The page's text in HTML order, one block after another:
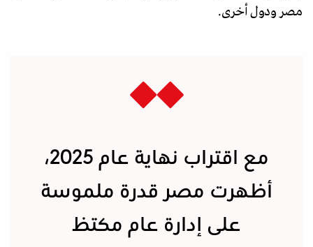
مصر ودول أخرى.
مع اقتراب نهاية عام 2025،
أظهرت مصر قدرة ملموسة
على إدارة عام مكتظ